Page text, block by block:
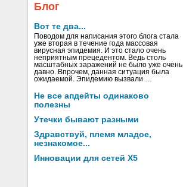
Блог
Вот те два...
Поводом для написания этого блога стала
уже вторая в течение года массовая
вирусная эпидемия. И это стало очень
неприятным прецедентом. Ведь столь
масштабных заражений не было уже очень
давно. Впрочем, данная ситуация была
ожидаемой. Эпидемию вызвали …
Не все апдейты одинаково
полезны
Утечки бывают разными
Здравствуй, племя младое,
незнакомое...
Инновации для сетей X5